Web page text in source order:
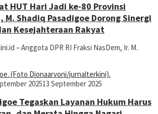
HUT Hari Jadi ke-80 Provinsi
M. Shadiq Pasadigoe Dorong Sinergi
Kesejahteraan Rakyat
– Anggota DPR RI Fraksi NasDem, Ir. M.
202513 September 2025
Tegaskan Layanan Hukum Harus